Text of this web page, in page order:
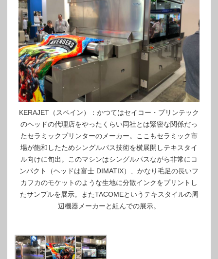
KERAJET（スペイン）：かつてはセイコー・プリンテック
のヘッドの代理店をやったくらい同社とは緊密な関係だっ
たセラミックプリンターのメーカー。ここもセラミック市
場が飽和したためシングルパス技術を横展開しテキスタイ
ル向けに旬出。このマシンはシングルパスながら非常にコ
ンパクト（ヘッドは富士 DIMATIX）、かなり毛足の長いフ
カフカのモケットのような生地に分散インクをプリントし
たサンプルを展示。またTACOMEというテキスタイルの周
辺機器メーカーと組んでの展示。